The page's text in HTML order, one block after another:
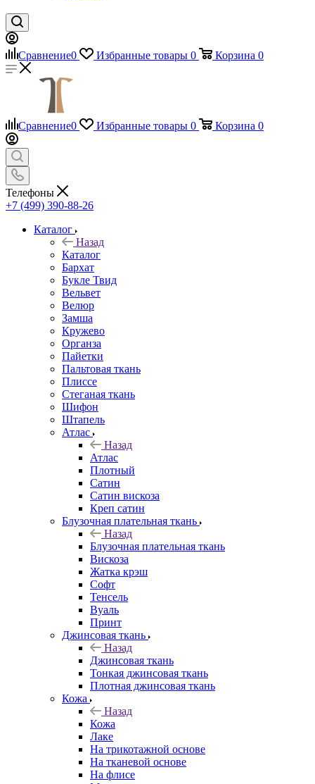
Сравнение0 Избранные товары 0 Корзина 0
Сравнение0 Избранные товары 0 Корзина 0
Телефоны
+7 (499) 390-88-26
Каталог
Назад
Каталог
Бархат
Букле Твид
Вельвет
Велюр
Замша
Кружево
Органза
Пайетки
Пальтовая ткань
Плиссе
Стеганая ткань
Шифон
Штапель
Атлас
Назад
Атлас
Плотный
Сатин
Сатин вискоза
Креп сатин
Блузочная плательная ткань
Назад
Блузочная плательная ткань
Вискоза
Жатка крэш
Софт
Тенсель
Вуаль
Принт
Джинсовая ткань
Назад
Джинсовая ткань
Тонкая джинсовая ткань
Плотная джинсовая ткань
Кожа
Назад
Кожа
Лаке
На трикотажной основе
На тканевой основе
На флисе